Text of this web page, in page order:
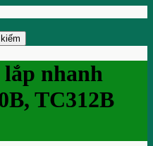
nhanh
TC312B